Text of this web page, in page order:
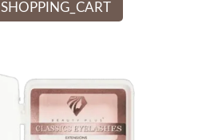
SHOPPING_CART